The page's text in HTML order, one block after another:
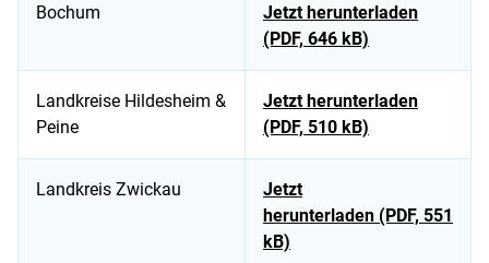
Bochum
Jetzt herunterladen
(PDF, 646 kB)
Landkreise Hildesheim &
Peine
Jetzt herunterladen
(PDF, 510 kB)
Landkreis Zwickau
Jetzt
herunterladen (PDF, 551
kB)